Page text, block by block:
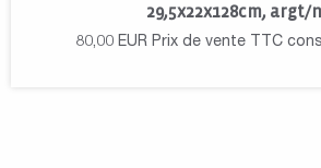
29,5x22x128cm, argt/
80,00 EUR Prix de vente TTC